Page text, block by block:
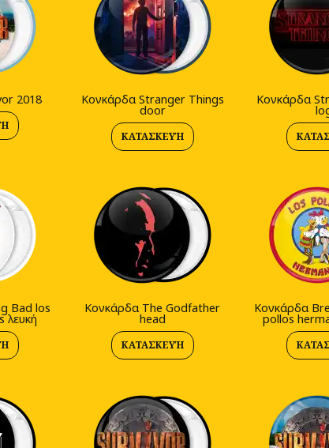
2018 Κονκάρδα Stranger Things
door
ΚΑΤΑΣΚΕΥΉ
Κονκάρδα
Bad los
λευκή
Κονκάρδα The Godfather
head
ΚΑΤΑΣΚΕΥΉ
Κονκάρδα
pollos